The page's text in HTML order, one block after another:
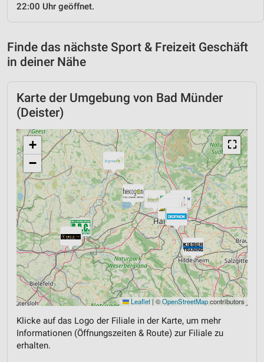
22:00 Uhr geöffnet.
Finde das nächste Sport & Freizeit Geschäft
in deiner Nähe
Karte der Umgebung von Bad Münder
(Deister)
⛶
+
−
Leaflet | ©OpenStreetMapcontributors
Klicke auf das Logo der Filiale in der Karte, um mehr
Informationen (Öffnungszeiten & Route) zur Filiale zu
erhalten.